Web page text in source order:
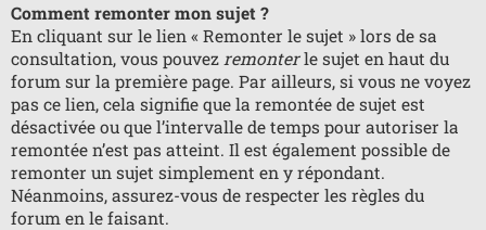
Comment remonter mon sujet ?
En cliquant sur le lien « Remonter le sujet » lors de sa
consultation, vous pouvez remonterle sujet en haut du
forum sur la première page. Par ailleurs, si vous ne voyez
pas ce lien, cela signifie que la remontée de sujet est
désactivée ou que l’intervalle de temps pour autoriser la
remontée n’est pas atteint. Il est également possible de
remonter un sujet simplement en y répondant.
Néanmoins, assurez-vous de respecter les règles du
forum en le faisant.